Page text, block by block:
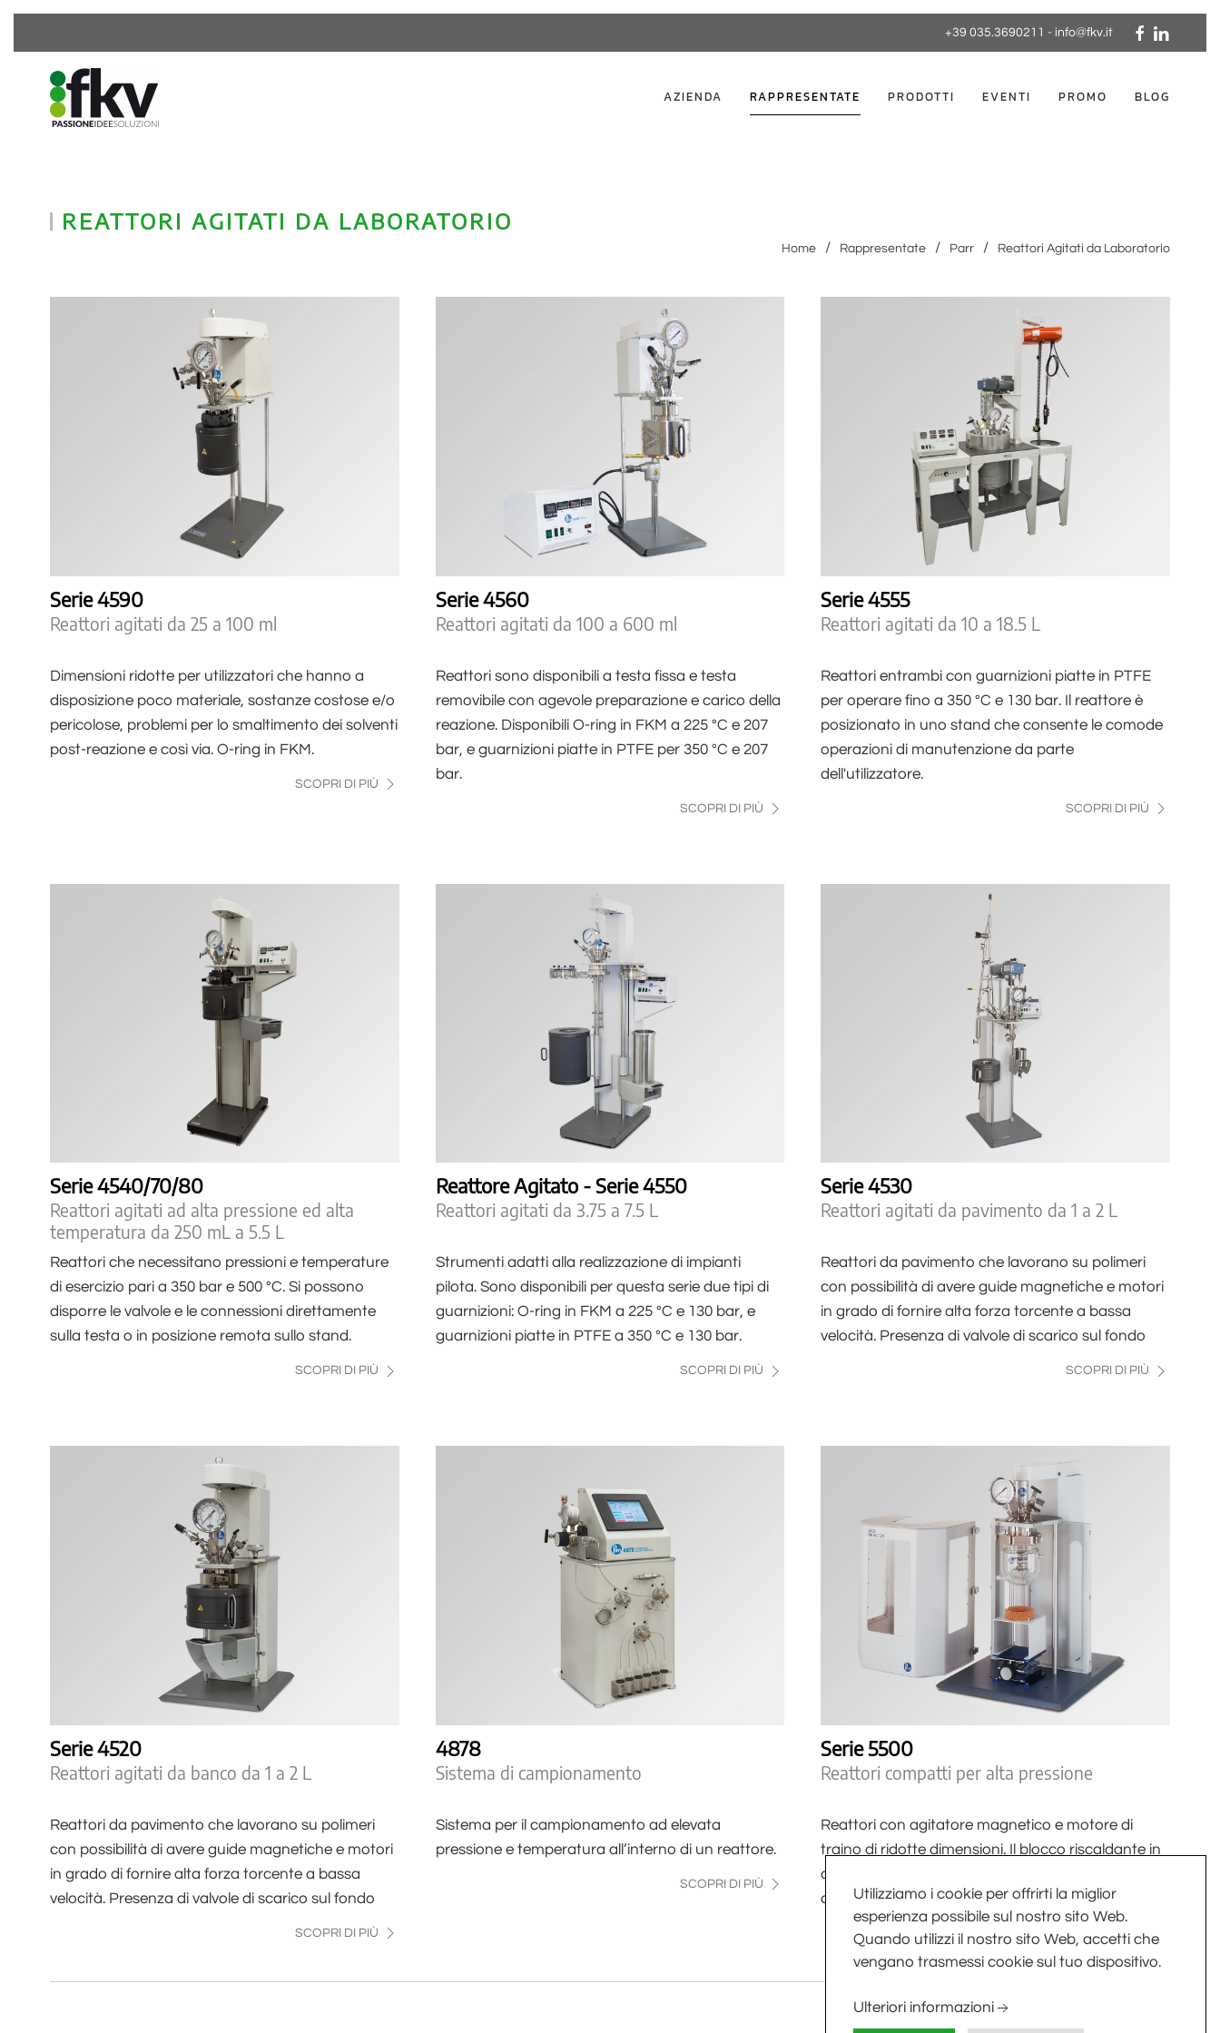
Utilizziamo i cookie per offrirti la miglior
esperienza possibile sul nostro sito Web.
Quando utilizzi il nostro sito Web, accetti che
vengano trasmessi cookie sul tuo dispositivo.
Ulteriori informazioni
+39 035.3690211 - info@fkv.it
AZIENDA RAPPRESENTATE PRODOTTI EVENTI PROMO BLOG
REATTORI AGITATI DA LABORATORIO
Home Rappresentate Parr Reattori Agitati da Laboratorio
Serie 4590
Reattori agitati da 25 a 100 ml
Dimensioni ridotte per utilizzatori che hanno a
disposizione poco materiale, sostanze costose e/o
pericolose, problemi per lo smaltimento dei solventi
post-reazione e così via. O-ring in FKM.
SCOPRI DI PIÙ
Serie 4560
Reattori agitati da 100 a 600 ml
Reattori sono disponibili a testa fissa e testa
removibile con agevole preparazione e carico della
reazione. Disponibili O-ring in FKM a 225 °C e 207
bar, e guarnizioni piatte in PTFE per 350 °C e 207
bar.
SCOPRI DI PIÙ
Serie 4555
Reattori agitati da 10 a 18.5 L
Reattori entrambi con guarnizioni piatte in PTFE
per operare fino a 350 °C e 130 bar. Il reattore è
posizionato in uno stand che consente le comode
operazioni di manutenzione da parte
dell'utilizzatore.
SCOPRI DI PIÙ
Serie 4540/70/80
Reattori agitati ad alta pressione ed alta
temperatura da 250 mL a 5.5 L
Reattori che necessitano pressioni e temperature
di esercizio pari a 350 bar e 500 °C. Si possono
disporre le valvole e le connessioni direttamente
sulla testa o in posizione remota sullo stand.
SCOPRI DI PIÙ
Reattore Agitato - Serie 4550
Reattori agitati da 3.75 a 7.5 L
Strumenti adatti alla realizzazione di impianti
pilota. Sono disponibili per questa serie due tipi di
guarnizioni: O-ring in FKM a 225 °C e 130 bar, e
guarnizioni piatte in PTFE a 350 °C e 130 bar.
SCOPRI DI PIÙ
Serie 4530
Reattori agitati da pavimento da 1 a 2 L
Reattori da pavimento che lavorano su polimeri
con possibilità di avere guide magnetiche e motori
in grado di fornire alta forza torcente a bassa
velocità. Presenza di valvole di scarico sul fondo
SCOPRI DI PIÙ
Serie 4520
Reattori agitati da banco da 1 a 2 L
Reattori da pavimento che lavorano su polimeri
con possibilità di avere guide magnetiche e motori
in grado di fornire alta forza torcente a bassa
velocità. Presenza di valvole di scarico sul fondo
SCOPRI DI PIÙ
4878
Sistema di campionamento
Sistema per il campionamento ad elevata
pressione e temperatura all’interno di un reattore.
SCOPRI DI PIÙ
Serie 5500
Reattori compatti per alta pressione
Reattori con agitatore magnetico e motore di
traino di ridotte dimensioni. Il blocco riscaldante in
alluminio funge anche da base fissa del reattore
cosi da avere un minimo ingombro sul banco.
SCOPRI DI PIÙ